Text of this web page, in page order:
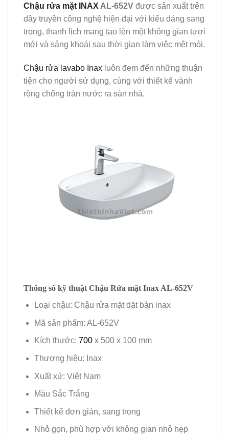
Chậu rửa mặt INAX AL-652V được sản xuất trên
dây truyền công nghệ hiện đại với kiểu dáng sang
trọng, thanh lịch mang tạo lên một không gian tươi
mới và sảng khoái sau thời gian làm việc mệt mỏi.
Chậu rửa lavabo Inax luôn đem đến những thuận
tiện cho người sử dụng, cùng với thiết kế vành
rộng chống tràn nước ra sàn nhà.
Thông số kỹ thuật Chậu Rửa mặt Inax AL-652V
Loại chậu: Chậu rửa mặt dặt bàn inax
Mã sản phẩm: AL-652V
Kích thước: 700x 500 x 100 mm
Thương hiệu: Inax
Xuất xứ: Việt Nam
Màu Sắc Trắng
Thiết kế đơn giản, sang trọng
Nhỏ gọn, phù hợp với không gian nhỏ hẹp